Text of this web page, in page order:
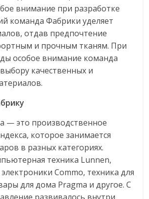
внимание при разработке
команда Фабрики уделяет
отдав предпочтение
и прочным тканям. При
особое внимание команда
качественных и
— это производственное
которое занимается
в разных категориях.
техника Lunnen,
электроники Commo, техника для
для дома Pragma и другое. С